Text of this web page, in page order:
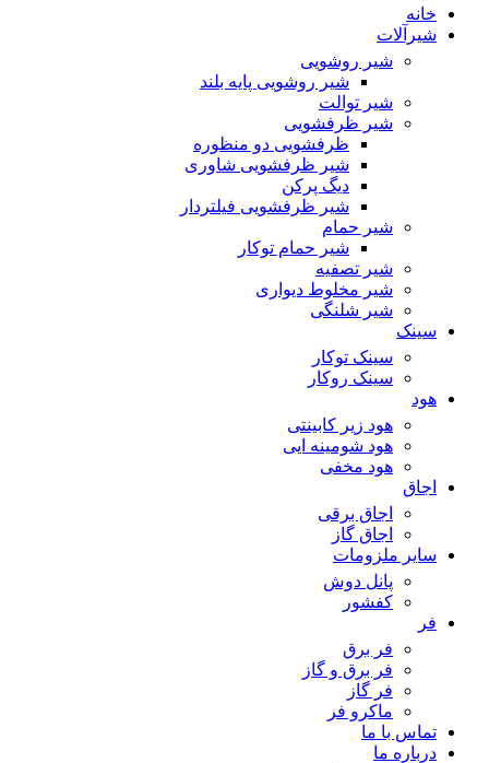
خانه
شیرآلات
شیر روشویی
شیر روشویی پایه بلند
شیر توالت
شیر ظرفشویی
ظرفشویی دو منظوره
شیر ظرفشویی شاوری
دیگ پرکن
شیر ظرفشویی فیلتردار
شیر حمام
شیر حمام توکار
شیر تصفیه
شیر مخلوط دیواری
شیر شلنگی
سینک
سینک توکار
سینک روکار
هود
هود زیر كابینتی
هود شومینه ایی
هود مخفى
اجاق
اجاق برقى
اجاق گاز
سایر ملزومات
پانل دوش
کفشور
فر
فر برق
فر برق و گاز
فر گاز
ماكرو فر
تماس با ما
درباره ما